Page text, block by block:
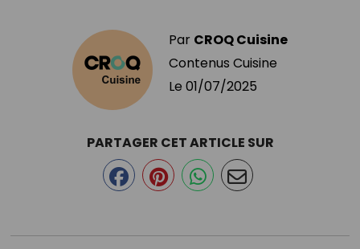
Par CROQ Cuisine
Contenus Cuisine
Le 01/07/2025
PARTAGER CET ARTICLE SUR